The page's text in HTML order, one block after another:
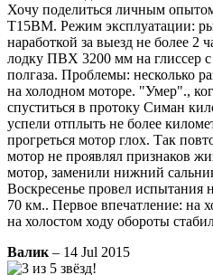
Хочу поделиться личным
T15BM. Режим эксплуатации:
наработкой за выезд не более 2
лодку ПВХ 3200 мм на глиссер
полгаза. Проблемы: несколько
на холодном моторе. "Умер".,
спуститься в протоку Симан
успели отплыть не более
прогреться мотор глох. Так
мотор не проявлял признаков
мотор, заменили нижний
Воскресенье провел испытания
70 км.. Первое впечатление: на
на холостом ходу обороты
Валик – 14 Jul 2015